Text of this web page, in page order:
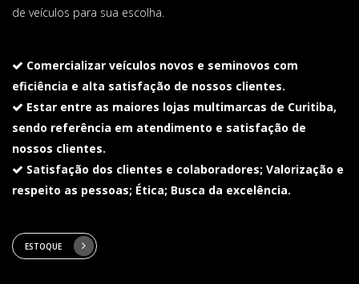
de veículos para sua escolha.
Comercializar veículos novos e seminovos com
eficiência e alta satisfação de nossos clientes.
Estar entre as maiores lojas multimarcas de Curitiba,
sendo referência em atendimento e satisfação de
nossos clientes.
Satisfação dos clientes e colaboradores; Valorização e
respeito as pessoas; Ética; Busca da excelência.
ESTOQUE